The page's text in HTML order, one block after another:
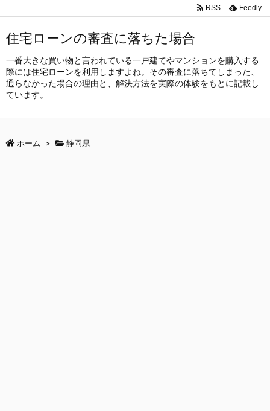
RSS Feedly
住宅ローンの審査に落ちた場合
一番大きな買い物と言われている一戸建てやマンションを購入する
際には住宅ローンを利用しますよね。その審査に落ちてしまった、
通らなかった場合の理由と、解決方法を実際の体験をもとに記載し
ています。
ホーム > 静岡県